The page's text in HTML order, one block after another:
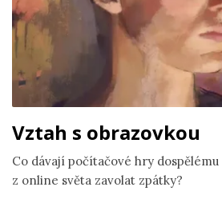
Vztah s obrazovkou
Co dávají počítačové hry
z online světa zavolat zpátky?